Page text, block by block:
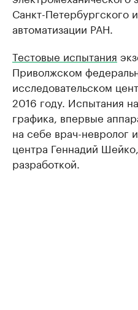
Санкт-Петербургского
автоматизации РАН.
Тестовые испытания
Приволжском
исследовательском
2016 году. Испытания
графика, впервые
на себе врач-невролог
центра Геннадий
разработкой.